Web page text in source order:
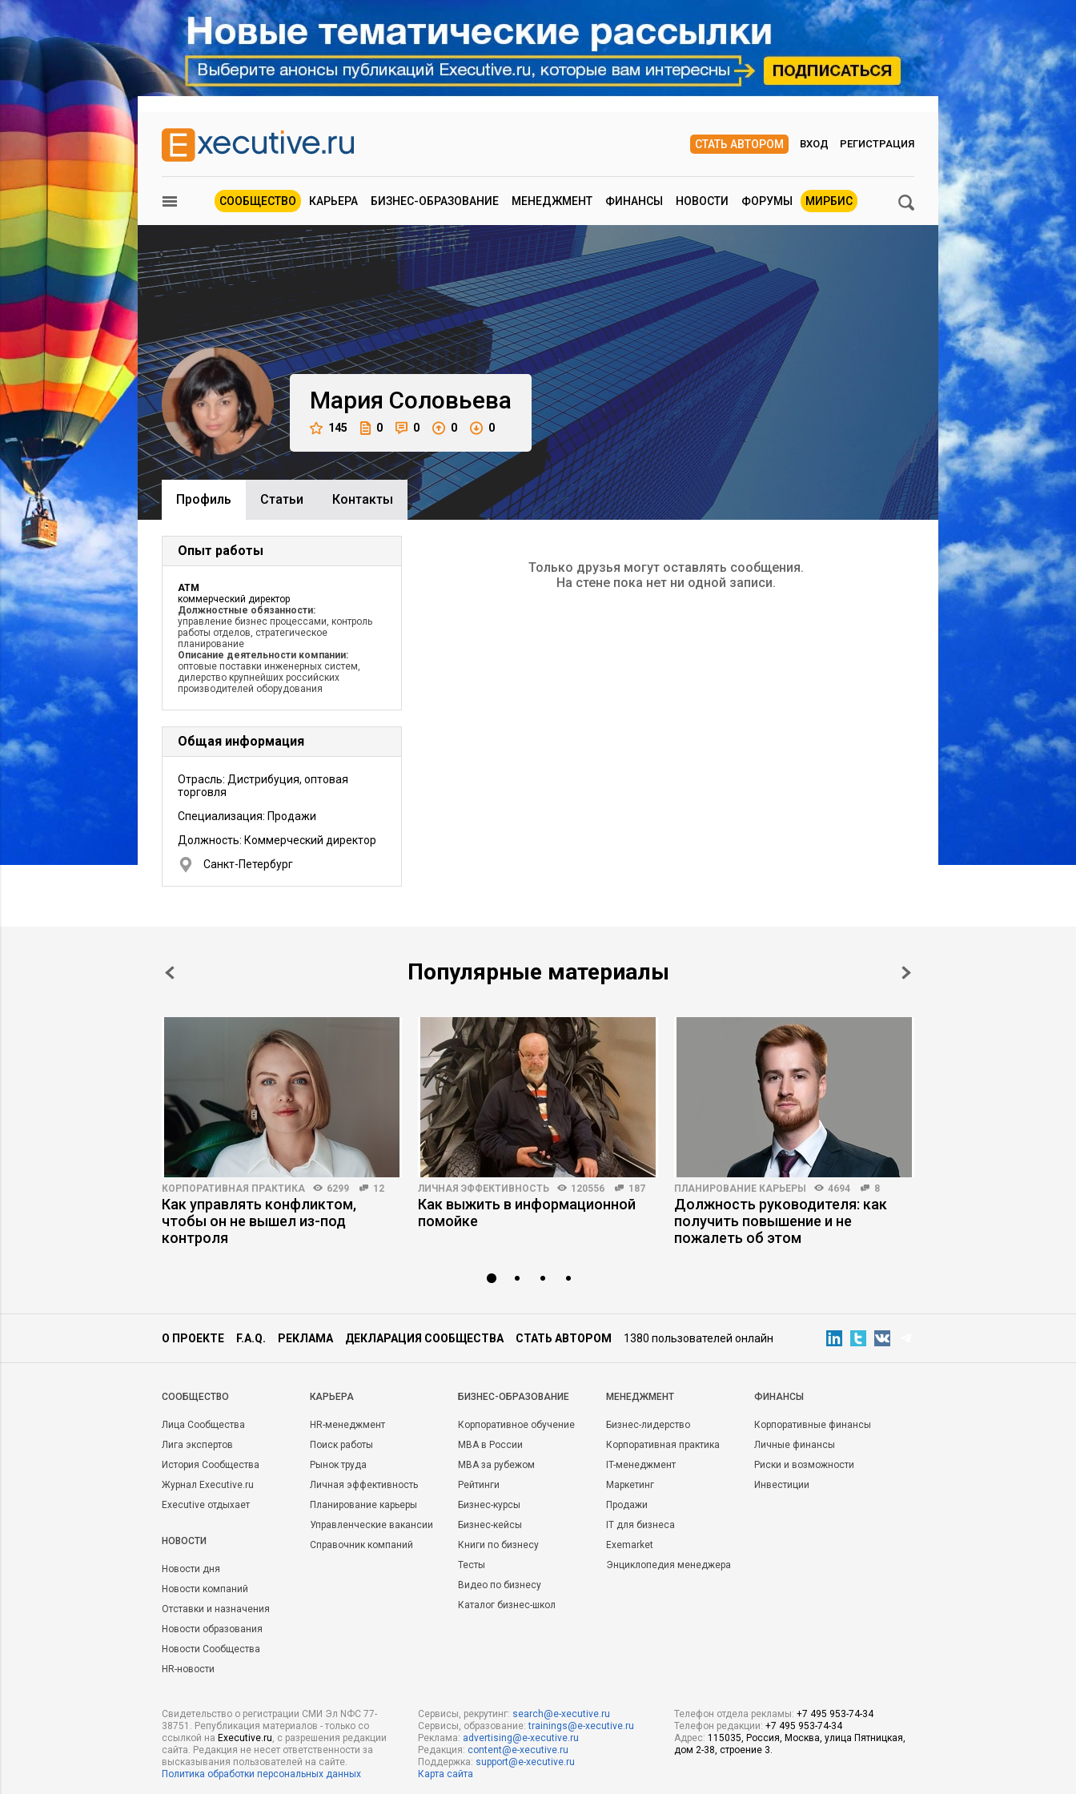
СТАТЬ АВТОРОМ ВХОД РЕГИСТРАЦИЯ
СООБЩЕСТВО КАРЬЕРА БИЗНЕС-ОБРАЗОВАНИЕ МЕНЕДЖМЕНТ ФИНАНСЫ НОВОСТИ ФОРУМЫ МИРБИС
Мария Соловьева
145 0 0 0 0
Профиль Cтатьи Контакты
Опыт работы
АТМ
коммерческий директор
Должностные обязанности:
управление бизнес процессами, контроль
работы отделов, стратегическое
планирование
Описание деятельности компании:
оптовые поставки инженерных систем,
дилерство крупнейших российских
производителей оборудования
Общая информация
Отрасль: Дистрибуция, оптовая
торговля
Специализация: Продажи
Должность: Коммерческий директор
Санкт-Петербург
Только друзья могут оставлять сообщения.
На стене пока нет ни одной записи.
Популярные материалы
КОРПОРАТИВНАЯ ПРАКТИКА 6299 12
Как управлять конфликтом,
чтобы он не вышел из-под
контроля
ЛИЧНАЯ ЭФФЕКТИВНОСТЬ 120556 187
Как выжить в информационной
помойке
ПЛАНИРОВАНИЕ КАРЬЕРЫ 4694 8
Должность руководителя: как
получить повышение и не
пожалеть об этом
О ПРОЕКТЕ F.A.Q. РЕКЛАМА ДЕКЛАРАЦИЯ СООБЩЕСТВА СТАТЬ АВТОРОМ 1380 пользователей онлайн
CООБЩЕСТВО
Лица Сообщества
Лига экспертов
История Сообщества
Журнал Executive.ru
Executive отдыхает
НОВОСТИ
Новости дня
Новости компаний
Отставки и назначения
Новости образования
Новости Сообщества
HR-новости
КАРЬЕРА
HR-менеджмент
Поиск работы
Рынок труда
Личная эффективность
Планирование карьеры
Управленческие вакансии
Справочник компаний
БИЗНЕС-ОБРАЗОВАНИЕ
Корпоративное обучение
MBA в России
MBA за рубежом
Рейтинги
Бизнес-курсы
Бизнес-кейсы
Книги по бизнесу
Тесты
Видео по бизнесу
Каталог бизнес-школ
МЕНЕДЖМЕНТ
Бизнес-лидерство
Корпоративная практика
IT-менеджмент
Маркетинг
Продажи
IT для бизнеса
Exemarket
Энциклопедия менеджера
ФИНАНСЫ
Корпоративные финансы
Личные финансы
Риски и возможности
Инвестиции
Свидетельство о регистрации СМИ Эл NФС 77-
38751. Републикация материалов - только со
ссылкой на Executive.ru, с разрешения редакции
сайта. Редакция не несет ответственности за
высказывания пользователей на сайте.
Политика обработки персональных данных
Сервисы, рекрутинг: search@e-xecutive.ru
Сервисы, образование:trainings@e-xecutive.ru
Реклама: advertising@e-xecutive.ru
Редакция: content@e-xecutive.ru
Поддержка: support@e-xecutive.ru
Карта сайта
Телефон отдела рекламы: +7 495 953-74-34
Телефон редакции: +7 495 953-74-34
Адрес: 115035, Россия, Москва, улица Пятницкая,
дом 2-38, строение 3.